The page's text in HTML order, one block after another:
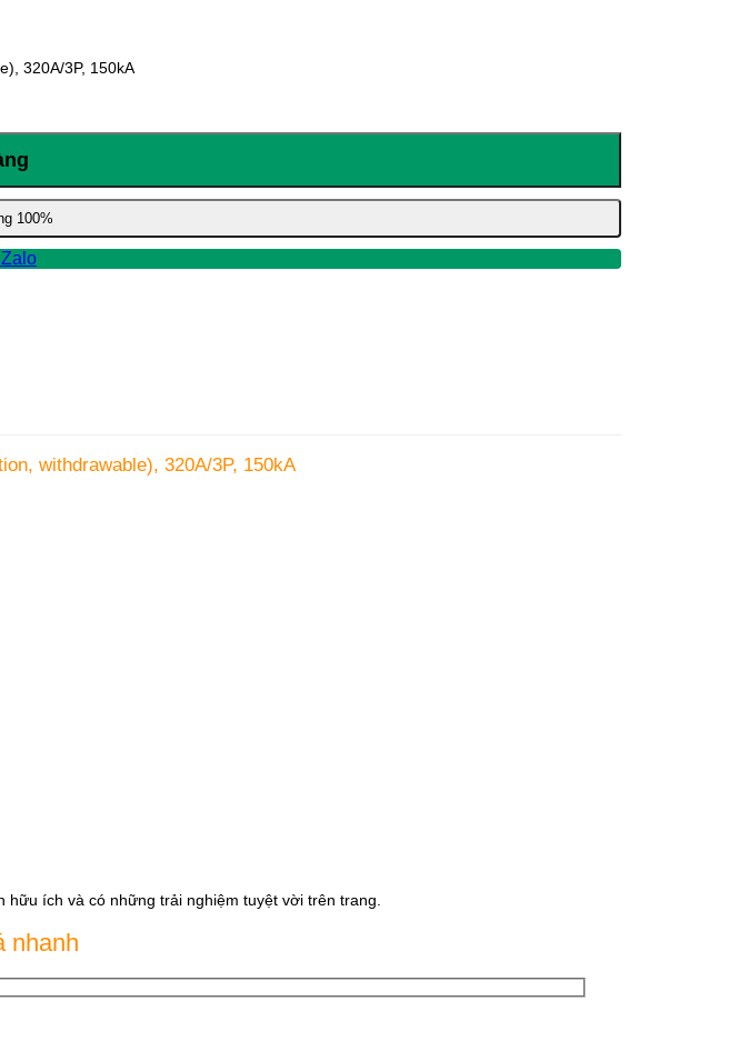
320A/3P, 150kA
100%
withdrawable), 320A/3P, 150kA
hữu ích và có những trải nghiệm tuyệt vời trên trang.
nhanh